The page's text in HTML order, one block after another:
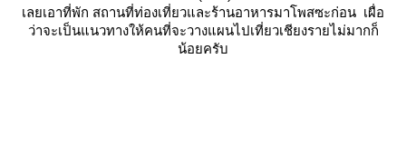
เลยเอาที่พัก สถานที่ท่องเที่ยวและร้านอาหารมาโพสซะก่อน เผื่อ
ว่าจะเป็นแนวทางให้คนที่จะวางแผนไปเที่ยวเชียงรายไม่มากก็
น้อยครับ